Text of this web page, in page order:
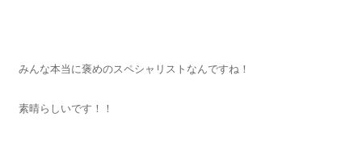
みんな本当に褒めのスペシャリストなんですね！
素晴らしいです！！